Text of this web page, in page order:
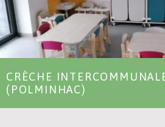
CRÈCHE
(POLMINHAC)